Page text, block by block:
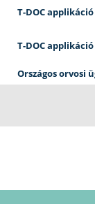
T-DOC applikáció
T-DOC
Országos orvosi